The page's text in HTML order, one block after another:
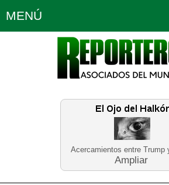
Acercamientos entre Trump
Ampliar
MENÚ
Política Opinión
Planeta Tierra
Educación